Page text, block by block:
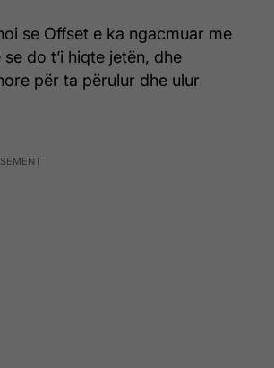
se Offset e ka ngacmuar me
do t’i hiqte jetën, dhe
për ta përulur dhe ulur